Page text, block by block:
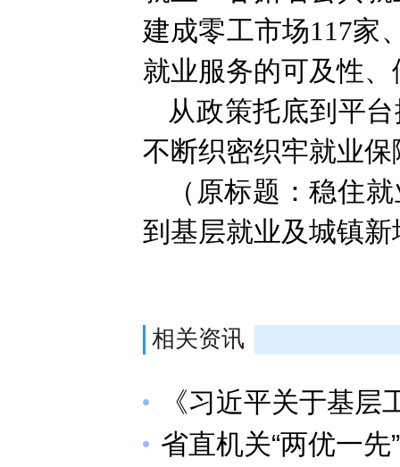
建成零工市场117家
就业服务的可及性
从政策托底到平
不断织密织牢就业
（原标题：稳住
到基层就业及城镇
相关资讯
《习近平关于基
省直机关“两优一